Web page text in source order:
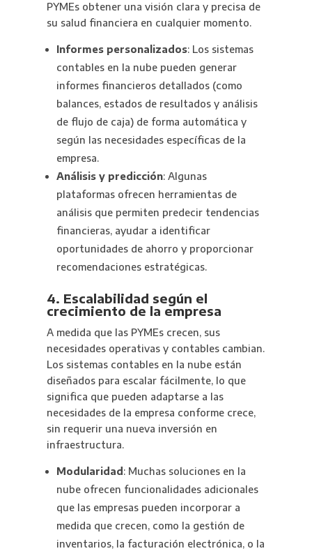
PYMEs obtener una visión clara y precisa de
su salud financiera en cualquier momento.
Informes personalizados: Los sistemas
contables en la nube pueden generar
informes financieros detallados (como
balances, estados de resultados y análisis
de flujo de caja) de forma automática y
según las necesidades específicas de la
empresa.
Análisis y predicción: Algunas
plataformas ofrecen herramientas de
análisis que permiten predecir tendencias
financieras, ayudar a identificar
oportunidades de ahorro y proporcionar
recomendaciones estratégicas.
4. Escalabilidad según el
crecimiento de la empresa
A medida que las PYMEs crecen, sus
necesidades operativas y contables cambian.
Los sistemas contables en la nube están
diseñados para escalar fácilmente, lo que
significa que pueden adaptarse a las
necesidades de la empresa conforme crece,
sin requerir una nueva inversión en
infraestructura.
Modularidad : Muchas soluciones en la
nube ofrecen funcionalidades adicionales
que las empresas pueden incorporar a
medida que crecen, como la gestión de
inventarios, la facturación electrónica, o la